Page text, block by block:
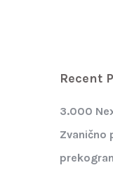
Recent
3.000
Zvanično